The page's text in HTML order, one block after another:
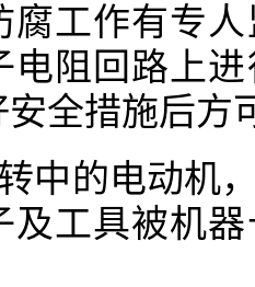
腐工作有专
电阻回路上
全措施后方
中的电动机
及工具被机